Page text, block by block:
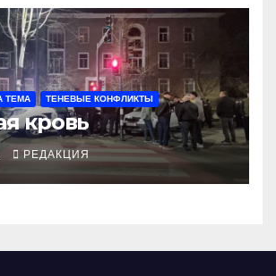
ТЕМА ТЕНЕВЫЕ КОНФЛИКТЫ
кровь
РЕДАКЦИЯ